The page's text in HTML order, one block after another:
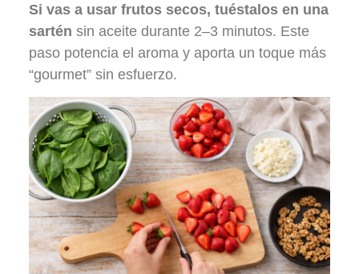
Si vas a usar frutos secos, tuéstalos en una
sartén sin aceite durante 2–3 minutos. Este
paso potencia el aroma y aporta un toque más
“gourmet” sin esfuerzo.